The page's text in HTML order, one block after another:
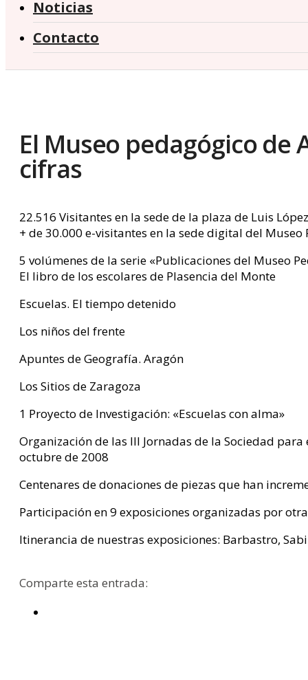
Noticias
Contacto
El Museo pedagógico de
cifras
22.516 Visitantes en la sede de la plaza de Luis
+ de 30.000 e-visitantes en la sede digital del
5 volúmenes de la serie «Publicaciones del Museo
El libro de los escolares de Plasencia del Monte
Escuelas. El tiempo detenido
Los niños del frente
Apuntes de Geografía. Aragón
Los Sitios de Zaragoza
1 Proyecto de Investigación: «Escuelas con alma»
Organización de las III Jornadas de la Sociedad
octubre de 2008
Centenares de donaciones de piezas que han
Participación en 9 exposiciones organizadas por
Itinerancia de nuestras exposiciones: Barbastro,
Comparte esta entrada: